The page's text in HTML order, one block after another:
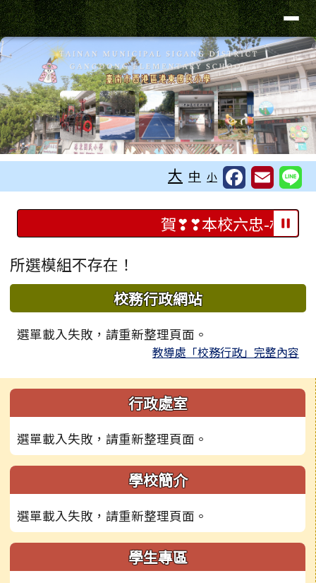
跳至主內容區
臺南市港東國小
導覽列
大 中 小
上中區域內容 賀❣❣本校六忠-林O良
主內容區域
所選模組不存在！
下中區域內容校務行政網站
選單載入失敗，請重新整理頁面。
教導處「校務行政」完整內容
左邊區域內容 行政處室
選單載入失敗，請重新整理頁面。
學校簡介
選單載入失敗，請重新整理頁面。
學生專區